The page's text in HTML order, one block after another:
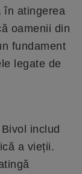
în atingerea
oamenii din
fundament
legate de
includ
a vieții.